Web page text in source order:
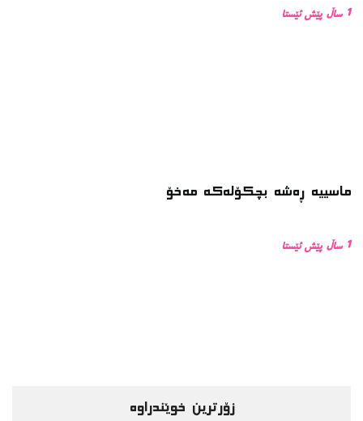
1 ساڵ پێش ئێستا
ماسییه ڕەشە بچکۆلەکە مەخۆ
1 ساڵ پێش ئێستا
زۆرترین خوێندراوە